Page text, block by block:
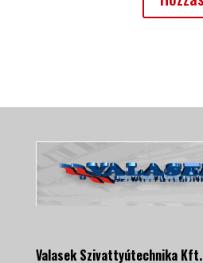
Valasek Szivattyútechnika Kft.